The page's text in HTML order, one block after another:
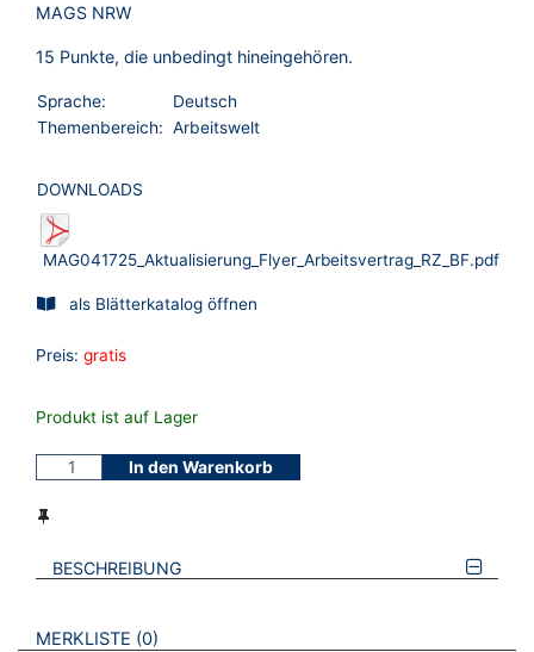
MAGS NRW
15 Punkte, die unbedingt hineingehören.
Sprache:
Deutsch
Themenbereich: Arbeitswelt
DOWNLOADS
MAG041725_Aktualisierung_Flyer_Arbeitsvertrag_RZ_BF.pdf
als Blätterkatalog öffnen
Preis: gratis
Produkt ist auf Lager
In den Warenkorb
BESCHREIBUNG
VERWEISE AUF VERMERKTE- ODER ZULETZT ANGESEHENE
MERKLISTE 0 BROSCHÜREN